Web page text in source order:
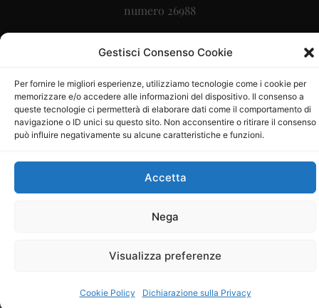
Gestisci Consenso Cookie
Per fornire le migliori esperienze, utilizziamo tecnologie come i cookie per
memorizzare e/o accedere alle informazioni del dispositivo. Il consenso a
queste tecnologie ci permetterà di elaborare dati come il comportamento di
navigazione o ID unici su questo sito. Non acconsentire o ritirare il consenso
può influire negativamente su alcune caratteristiche e funzioni.
Accetta
Nega
Visualizza preferenze
Cookie Policy Dichiarazione sulla Privacy
numero 26988